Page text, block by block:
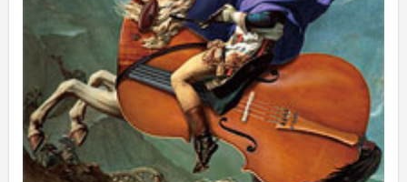
2024年12月
2024年11月
2024年10月 (5)
2024年9月 (6)